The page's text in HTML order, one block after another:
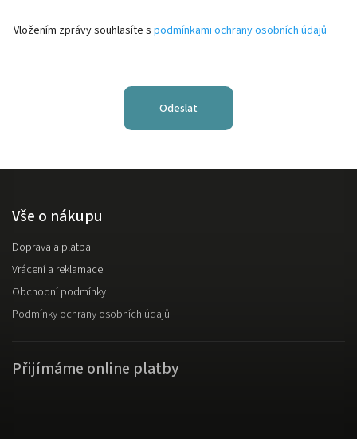
Vložením zprávy souhlasíte s podmínkami ochrany osobních údajů
Odeslat
Vše o nákupu
Doprava a platba
Vrácení a reklamace
Obchodní podmínky
Podmínky ochrany osobních údajů
Přijímáme online platby